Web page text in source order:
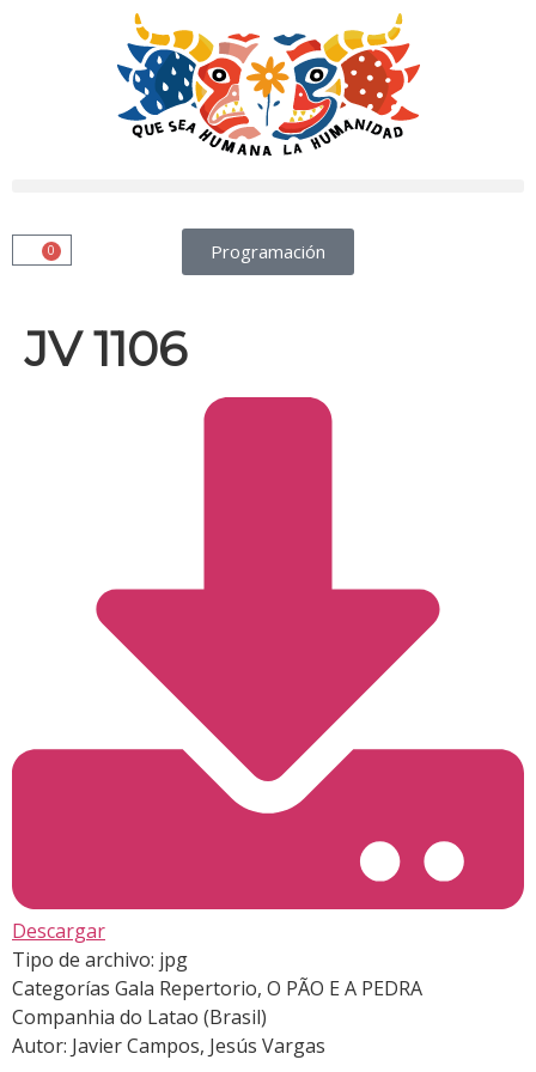
Programación
0
JV 1106
Descargar
Tipo de archivo: jpg
Categorías Gala Repertorio, O PÃO E A PEDRA
Companhia do Latao (Brasil)
Autor: Javier Campos, Jesús Vargas